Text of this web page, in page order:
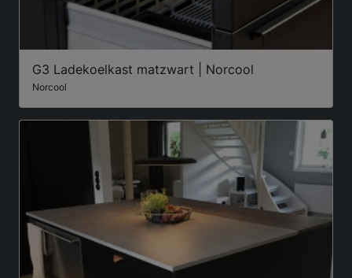
G3 Ladekoelkast matzwart | Norcool
Norcool